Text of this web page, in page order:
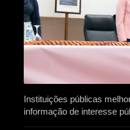
Instituições públicas
informação de interesse